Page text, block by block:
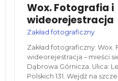
Wox. Fotografia i
wideorejestracja
Zakład fotograficzny
Zakład fotograficzny: Wox.
wideorejestracja – mieści
Dąbrowa Górnicza. Ulica:
Polskich 131. Wejdź na